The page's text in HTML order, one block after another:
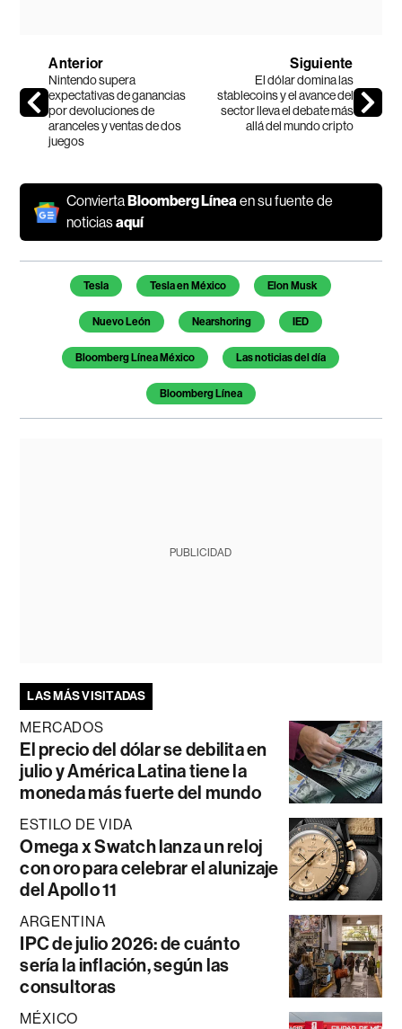
Anterior
Nintendo supera
expectativas de ganancias
por devoluciones de
aranceles y ventas de dos
juegos
Siguiente
El dólar domina las
stablecoins y el avance del
sector lleva el debate más
allá del mundo cripto
Convierta Bloomberg Líneaen su fuente de
noticiasaquí
Temas de este artículo
Tesla Tesla en México Elon Musk
Nuevo León Nearshoring IED
Bloomberg Línea México Las noticias del día
Bloomberg Línea
PUBLICIDAD
LAS MÁS VISITADAS
MERCADOS
El precio del dólar se debilita en
julio y América Latina tiene la
moneda más fuerte del mundo
ESTILO DE VIDA
Omega x Swatch lanza un reloj
con oro para celebrar el alunizaje
del Apollo 11
ARGENTINA
IPC de julio 2026: de cuánto
sería la inflación, según las
consultoras
MÉXICO